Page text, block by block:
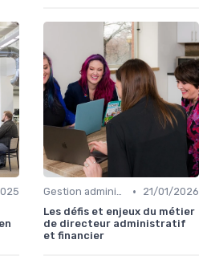
Gestion administrative •
21/01/2026
Les défis et enjeux du métier
de directeur administratif
et financier